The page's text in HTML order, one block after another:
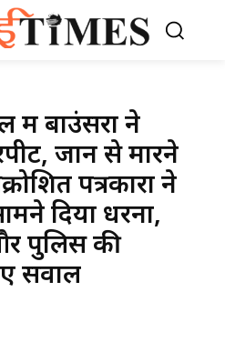
में बाउंसरों ने
जान से मारने
पत्रकारों ने
दिया धरना,
पुलिस की
सवाल